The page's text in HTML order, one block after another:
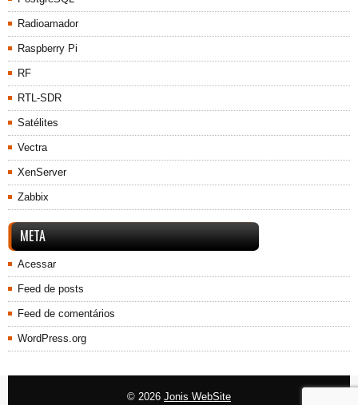
Radioamador
Raspberry Pi
RF
RTL-SDR
Satélites
Vectra
XenServer
Zabbix
META
Acessar
Feed de posts
Feed de comentários
WordPress.org
© 2026 Jonis WebSite